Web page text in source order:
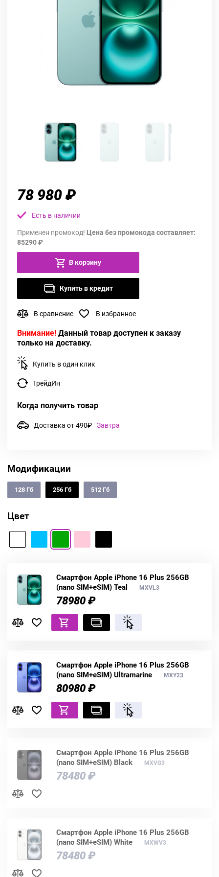
78 980 ₽
Есть в наличии
Применен промокод! Цена без промокода составляет:
85290 ₽
В корзину
Купить в кредит
В сравнение В избранное
Внимание! Данный товар доступен к заказу
только на доставку.
Купить в один клик
ТрейдИн
Когда получить товар
Доставка от 490₽ Завтра
Модификации
128 Гб 256 Гб 512 Гб
Цвет
Смартфон Apple iPhone 16 Plus 256GB
(nano SIM+eSIM) Teal
MXVL3
78980 ₽
Смартфон Apple iPhone 16 Plus 256GB
(nano SIM+eSIM) Ultramarine
MXY23
80980 ₽
Смартфон Apple iPhone 16 Plus 256GB
(nano SIM+eSIM) Black
MXVG3
78480 ₽
Смартфон Apple iPhone 16 Plus 256GB
(nano SIM+eSIM) White
MXWV3
78480 ₽